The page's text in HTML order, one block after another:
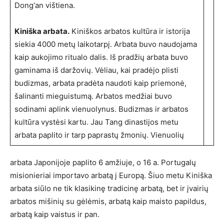
Dong‘an vištiena.
Kiniška arbata.Kiniškos arbatos kultūra ir istorija
siekia 4000 metų laikotarpį. Arbata buvo naudojama
kaip aukojimo ritualo dalis. Iš pradžių arbata buvo
gaminama iš daržovių. Vėliau, kai pradėjo plisti
budizmas, arbata pradėta naudoti kaip priemonė,
šalinanti mieguistumą. Arbatos medžiai buvo
sodinami aplink vienuolynus. Budizmas ir arbatos
kultūra vystėsi kartu. Jau Tang dinastijos metu
arbata paplito ir tarp paprastų žmonių. Vienuolių
arbata Japonijoje paplito 6 amžiuje, o 16 a. Portugalų
misionieriai importavo arbatą į Europą. Šiuo metu Kiniška
arbata siūlo ne tik klasikinę tradicinę arbatą, bet ir įvairių
arbatos mišinių su gėlėmis, arbatą kaip maisto papildus,
arbatą kaip vaistus ir pan.